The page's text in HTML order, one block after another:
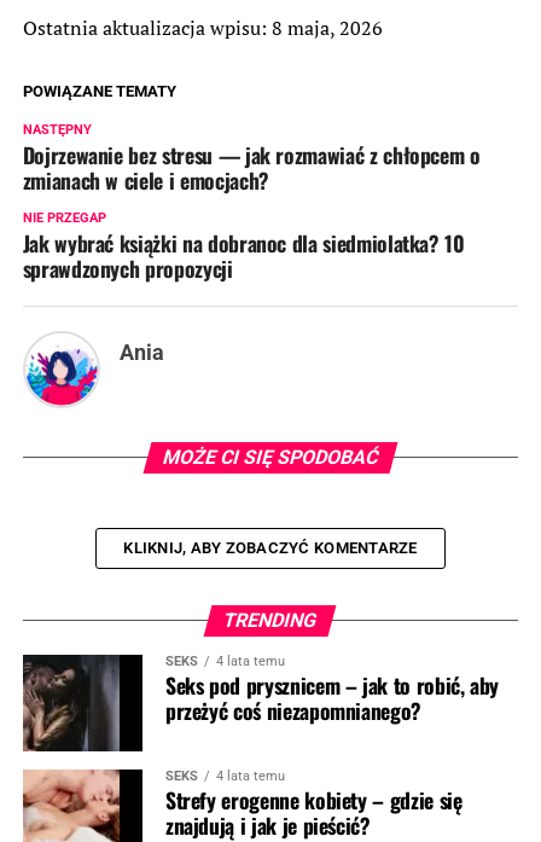
Ostatnia aktualizacja wpisu: 8 maja, 2026
POWIĄZANE TEMATY
NASTĘPNY
Dojrzewanie bez stresu — jak rozmawiać z chłopcem o
zmianach w ciele i emocjach?
NIE PRZEGAP
Jak wybrać książki na dobranoc dla siedmiolatka? 10
sprawdzonych propozycji
Ania
MOŻE CI SIĘ SPODOBAĆ
KLIKNIJ, ABY ZOBACZYĆ KOMENTARZE
TRENDING
SEKS 4 lata temu
Seks pod prysznicem – jak to robić, aby
przeżyć coś niezapomnianego?
SEKS 4 lata temu
Strefy erogenne kobiety – gdzie się
znajdują i jak je pieścić?